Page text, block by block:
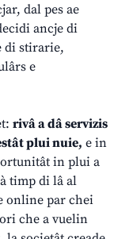
dal pes ae
ancje di
di stirarie,
e
rivâ a dâ servizis
plui nuie, e in
in plui a
timp di lâ al
online par chei
che a vuelin